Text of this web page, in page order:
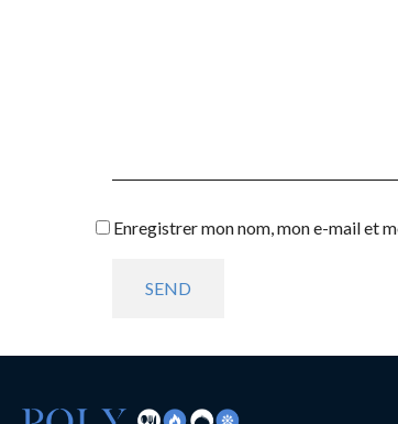
Enregistrer mon nom, mon e-mail et